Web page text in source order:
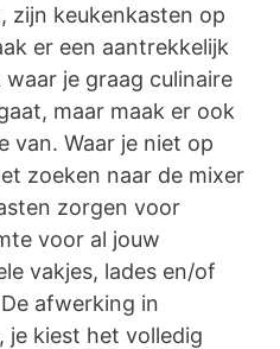
zijn keukenkasten op
er een aantrekkelijk
je graag culinaire
maar maak er ook
van. Waar je niet op
zoeken naar de mixer
zorgen voor
voor al jouw
vakjes, lades en/of
afwerking in
je kiest het volledig